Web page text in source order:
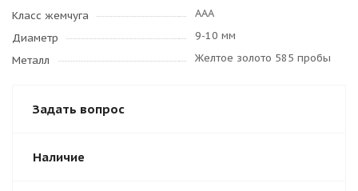
Класс жемчуга
AAA
Диаметр
9-10 мм
Металл
Желтое золото 585 пробы
Задать вопрос
Наличие